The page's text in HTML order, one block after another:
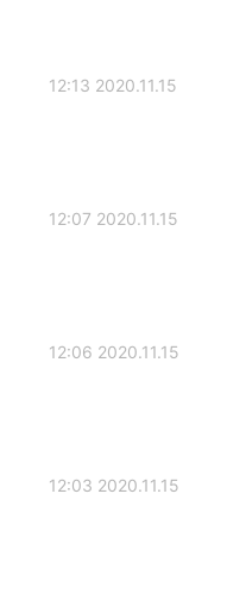
2020.11.15 12:13
2020.11.15 12:07
2020.11.15 12:06
2020.11.15 12:03